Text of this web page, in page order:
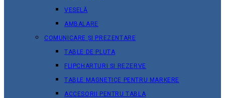
VESELĂ
AMBALARE
COMUNICARE ȘI PREZENTARE
TABLE DE PLUTA
FLIPCHARTURI ȘI REZERVE
TABLE MAGNETICE PENTRU MARKERE
ACCESORII PENTRU TABLA